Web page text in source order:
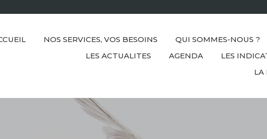
NOS SERVICES, VOS BESOINS QUI SOMMES-NOUS ?
LES ACTUALITES
AGENDA LES
LA